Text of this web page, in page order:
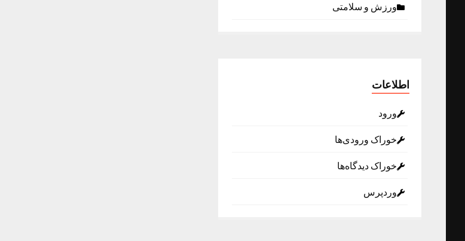
ورزش و سلامتی
اطلاعات
ورود
خوراک ورودی‌ها
خوراک دیدگاه‌ها
وردپرس